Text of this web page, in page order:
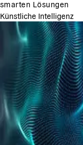
smarten Lösungen
Künstliche Intelligenz